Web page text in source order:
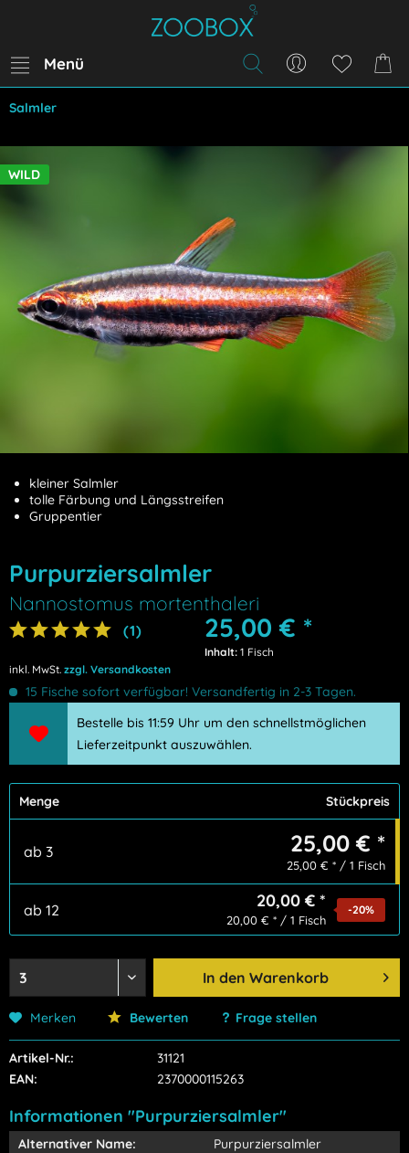
Menü
Salmler
WILD
kleiner Salmler
tolle Färbung und Längsstreifen
Gruppentier
Purpurziersalmler
Nannostomus mortenthaleri
(1) 25,00 € *
Inhalt: 1 Fisch
inkl. MwSt. zzgl. Versandkosten
15 Fische sofort verfügbar! Versandfertig in 2-3 Tagen.
Bestelle bis 11:59 Uhr um den schnellstmöglichen
Lieferzeitpunkt auszuwählen.
Menge Stückpreis
ab 3 25,00 € *
25,00 € * / 1 Fisch
ab 12 20,00 € *
20,00 € * / 1 Fisch
-20%
In den Warenkorb
Merken Bewerten Frage stellen
Artikel-Nr.:
31121
EAN:
2370000115263
Informationen "Purpurziersalmler"
Alternativer Name:
Purpurziersalmler